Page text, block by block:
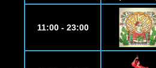
11:00 - 23:00